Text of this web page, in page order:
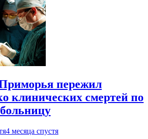
пережил
клинических смертей по
4 месяца спустя